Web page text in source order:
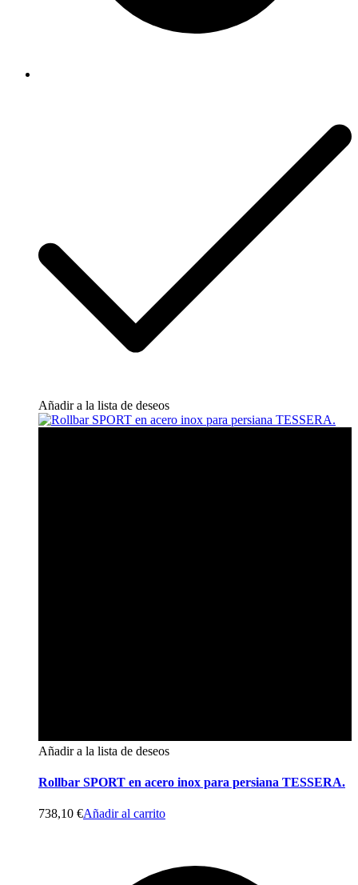
Añadir a la lista de deseos
Añadir a la lista de deseos
Rollbar SPORT en acero inox para persiana TESSERA.
738,10 €Añadir al carrito